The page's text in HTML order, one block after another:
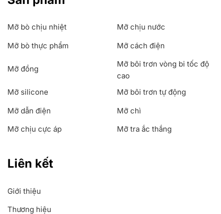
Mỡ bò chịu nhiệt
Mỡ chịu nước
Mỡ bò thực phẩm
Mỡ cách điện
Mỡ đồng
Mỡ bôi trơn vòng bi tốc độ
cao
Mỡ silicone
Mỡ bôi trơn tự động
Mỡ dẫn điện
Mỡ chì
Mỡ chịu cực áp
Mỡ tra ắc thắng
Liên kết
Giới thiệu
Thương hiệu